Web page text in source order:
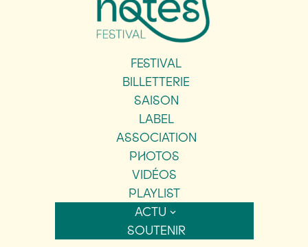
FESTIVAL
BILLETTERIE
SAISON
LABEL
ASSOCIATION
PHOTOS
VIDÉOS
PLAYLIST
ACTU
SOUTENIR